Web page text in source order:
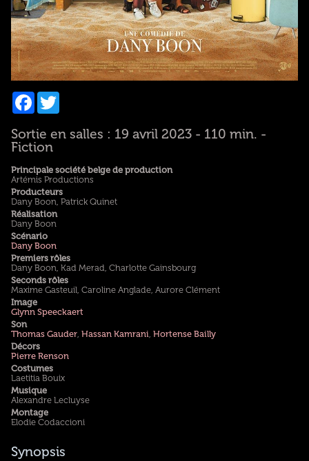
Facebook
Twitter
Sortie en salles : 19 avril 2023 - 110 min. -
Fiction
Principale société belge de production
Artémis Productions
Producteurs
Dany Boon, Patrick Quinet
Réalisation
Dany Boon
Scénario
Dany Boon
Premiers rôles
Dany Boon, Kad Merad, Charlotte Gainsbourg
Seconds rôles
Maxime Gasteuil, Caroline Anglade, Aurore Clément
Image
Glynn Speeckaert
Son
Thomas Gauder, Hassan Kamrani, Hortense Bailly
Décors
Pierre Renson
Costumes
Laetitia Bouix
Musique
Alexandre Lecluyse
Montage
Elodie Codaccioni
Synopsis